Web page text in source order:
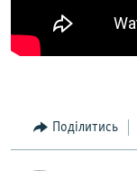
Поділитись